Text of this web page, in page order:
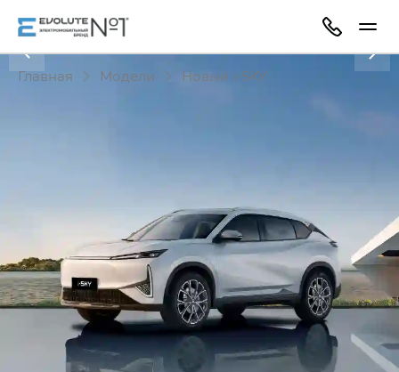
Главная Модели Новый i‑SKY